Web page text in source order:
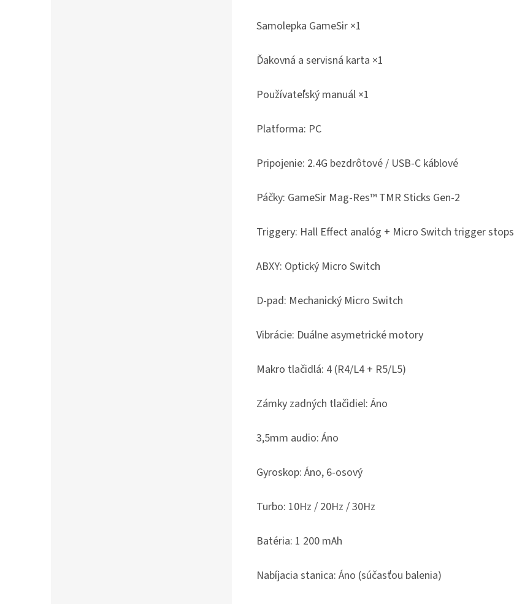
Samolepka GameSir ×1
Ďakovná a servisná karta ×1
Používateľský manuál ×1
Platforma: PC
Pripojenie: 2.4G bezdrôtové / USB-C káblové
Páčky: GameSir Mag-Res™ TMR Sticks Gen-2
Triggery: Hall Effect analóg + Micro Switch trigger stops
ABXY: Optický Micro Switch
D-pad: Mechanický Micro Switch
Vibrácie: Duálne asymetrické motory
Makro tlačidlá: 4 (R4/L4 + R5/L5)
Zámky zadných tlačidiel: Áno
3,5mm audio: Áno
Gyroskop: Áno, 6-osový
Turbo: 10Hz / 20Hz / 30Hz
Batéria: 1 200 mAh
Nabíjacia stanica: Áno (súčasťou balenia)